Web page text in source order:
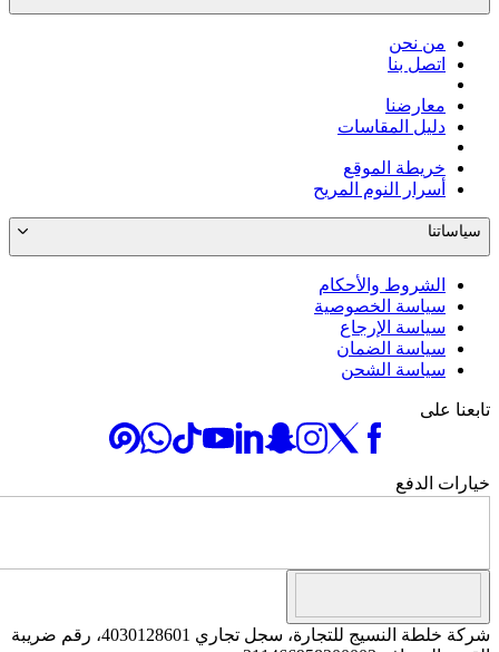
من نحن
اتصل بنا
معارضنا
دليل المقاسات
خريطة الموقع
أسرار النوم المريح
سياساتنا
الشروط والأحكام
سياسة الخصوصية
سياسة الإرجاع
سياسة الضمان
سياسة الشحن
تابعنا على
خيارات الدفع
شركة خلطة النسيج للتجارة، سجل تجاري 4030128601، رقم ضريبة